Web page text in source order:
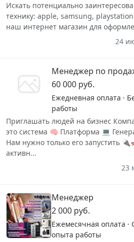
Искать потенциально
технику: apple, samsung,
наш интернет магазин для
24
Менеджер по
60 000 руб.
Ежедневная оплата ·
работы
Приглашать людей на бизнес
это система 🧠 Платформа 💻
Нам нужно только его запустить
активн...
23
Менеджер
2 000 руб.
Ежемесячная оплата ·
опыта работы